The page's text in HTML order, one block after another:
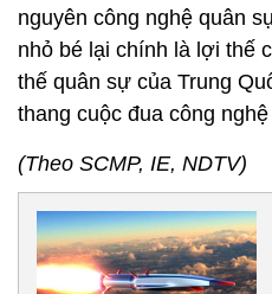
nguyên công nghệ quân
nhỏ bé lại chính là lợi thế
thế quân sự của Trung
thang cuộc đua công
(Theo SCMP, IE, NDTV)